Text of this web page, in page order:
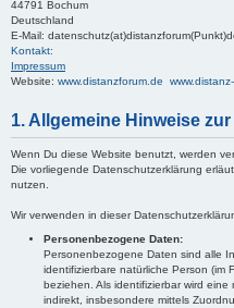
44791 Bochum
Deutschland
E-Mail:
Kontakt:
Impressum
Website: www.distanzforum.de
1. Allgemeine Hinweise
Wenn Du diese Website benutzt, werden
Die vorliegende Datenschutzerklärung
nutzen.
Wir verwenden in dieser
Personenbezogene Daten:
Personenbezogene Daten sind alle
identifizierbare natürliche Person (im
beziehen. Als identifizierbar wird
indirekt, insbesondere mittels